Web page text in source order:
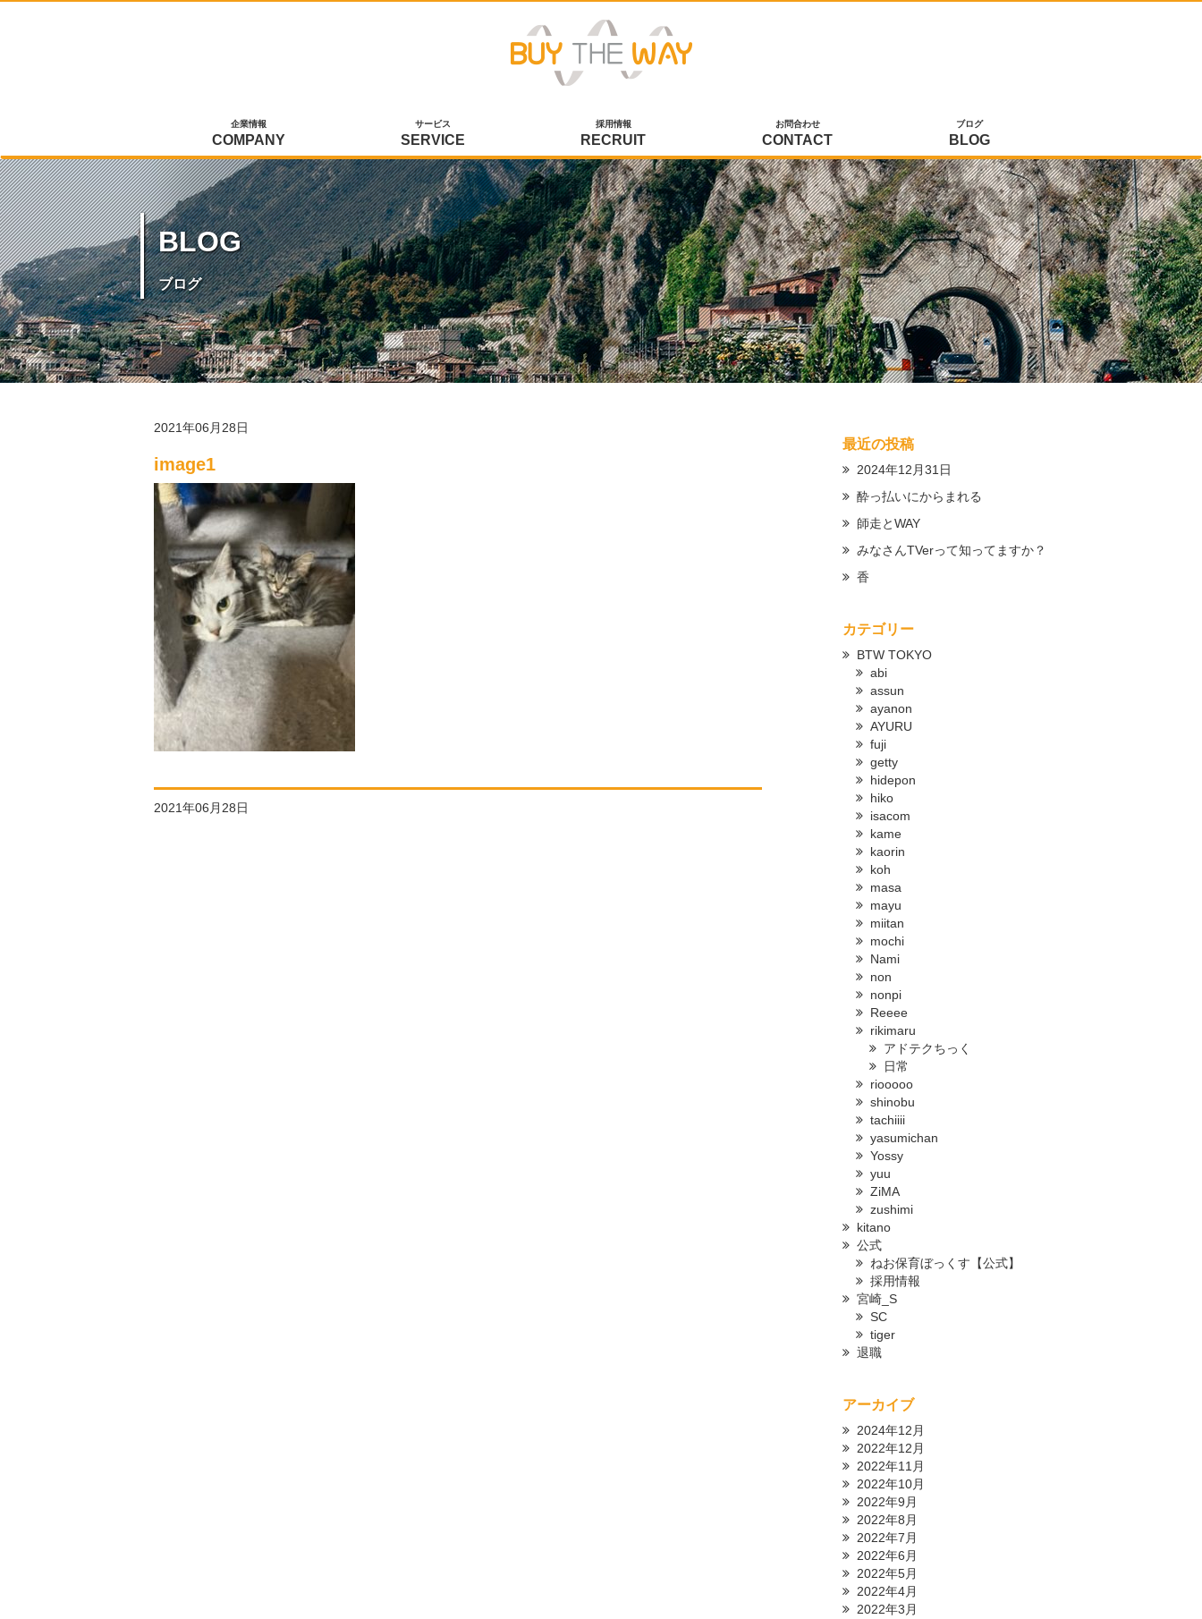
企業情報
COMPANY
サービス
SERVICE
採用情報
RECRUIT
お問合わせ
CONTACT
ブログ
BLOG
BLOG
ブログ
2021年06月28日
image1
2021年06月28日
最近の投稿
2024年12月31日
酔っ払いにからまれる
師走とWAY
みなさんTVerって知ってますか？
香
カテゴリー
BTW TOKYO
abi
assun
ayanon
AYURU
fuji
getty
hidepon
hiko
isacom
kame
kaorin
koh
masa
mayu
miitan
mochi
Nami
non
nonpi
Reeee
rikimaru
アドテクちっく
日常
riooooo
shinobu
tachiiii
yasumichan
Yossy
yuu
ZiMA
zushimi
kitano
公式
ねお保育ぼっくす【公式】
採用情報
宮崎_S
SC
tiger
退職
アーカイブ
2024年12月
2022年12月
2022年11月
2022年10月
2022年9月
2022年8月
2022年7月
2022年6月
2022年5月
2022年4月
2022年3月